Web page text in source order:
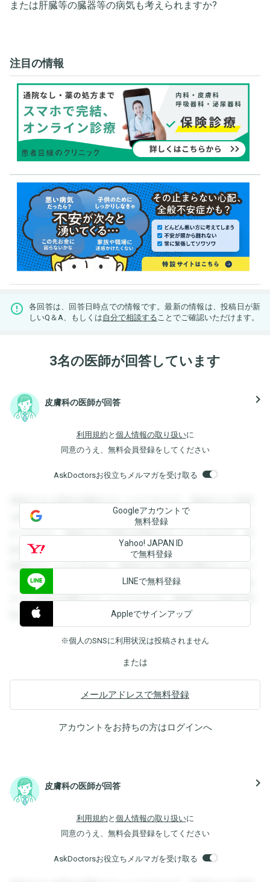
または肝臓等の臓器等の病気も考えられますか?
注目の情報
各回答は、回答日時点での情報です。最新の情報は、投稿日が新
しいQ＆A、もしくは自分で相談する ことでご確認いただけます。
3名の医師が回答しています
皮膚科の医師が回答 navigate_next
利用規約 と 個人情報の取り扱いに
同意のうえ、無料会員登録をしてください
AskDoctorsお役立ちメルマガを受け取る
登録すると回答を閲覧することができます。登録すると回答
を閲覧することができます。登録すると回答を閲覧すること
ができます。登録すると回答を閲覧することができます。登
録すると回答を閲覧することができます。登録すると回答を
閲覧することができます。登録すると回答を閲覧することが
できます。登録すると回答を閲覧することができます。登録
すると回答を閲覧することができます。登録すると回答を閲
覧することができます。
Googleアカウントで
無料登録
Yahoo! JAPAN ID
で無料登録
LINEで無料登録
Appleでサインアップ
※個人のSNSに利用状況は投稿されません
または
メールアドレスで無料登録
アカウントをお持ちの方はログインへ
皮膚科の医師が回答 navigate_next
利用規約 と 個人情報の取り扱いに
同意のうえ、無料会員登録をしてください
AskDoctorsお役立ちメルマガを受け取る